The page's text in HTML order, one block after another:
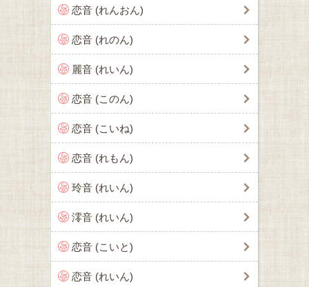
恋音 (れんおん)
恋音 (れのん)
麗音 (れいん)
恋音 (このん)
恋音 (こいね)
恋音 (れもん)
玲音 (れいん)
澪音 (れいん)
恋音 (こいと)
恋音 (れいん)